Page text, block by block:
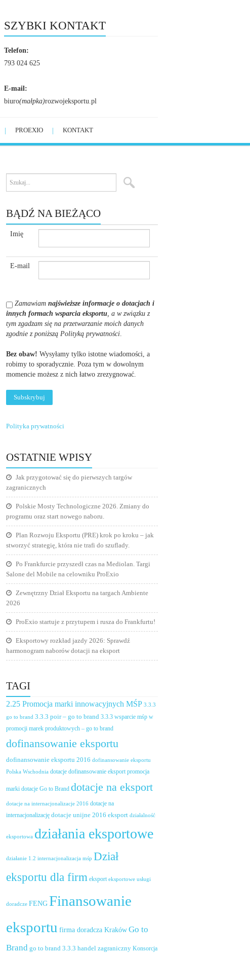
SZYBKI KONTAKT
Telefon:
793 024 625
E-mail:
biuro(małpka)rozwojeksportu.pl
PROEXIO KONTAKT
BĄDŹ NA BIEŻĄCO
Imię
E-mail
Zamawiam najświeższe informacje o dotacjach i
innych formach wsparcia eksportu, a w związku z
tym zgadzam się na przetwarzanie moich danych
zgodnie z poniższą Polityką prywatności.
Bez obaw! Wysyłamy tylko istotne wiadomości, a
robimy to sporadycznie. Poza tym w dowolnym
momencie możesz z nich łatwo zrezygnować.
Polityka prywatności
OSTATNIE WPISY
Jak przygotować się do pierwszych targów
zagranicznych
Polskie Mosty Technologiczne 2026. Zmiany do
programu oraz start nowego naboru.
Plan Rozwoju Eksportu (PRE) krok po kroku – jak
stworzyć strategię, która nie trafi do szuflady.
Po Frankfurcie przyszedł czas na Mediolan. Targi
Salone del Mobile na celowniku ProExio
Zewnętrzny Dział Eksportu na targach Ambiente
2026
ProExio startuje z przytupem i rusza do Frankfurtu!
Eksportowy rozkład jazdy 2026: Sprawdź
harmonogram naborów dotacji na eksport
TAGI
2.25 Promocja marki innowacyjnych MŚP 3.3.3
go to brand 3.3.3 poir – go to brand 3.3.3 wsparcie mśp w
promocji marek produktowych – go to brand
dofinansowanie eksportu
dofinansowanie eksportu 2016 dofinansowanie eksportu
Polska Wschodnia dotacje dofinansowanie eksport promocja
marki dotacje Go to Brand dotacje na eksport
dotacje na internacjonalizacje 2016 dotacje na
internacjonalizację dotacje unijne 2016 eksport działalność
eksportowa działania eksportowe
działanie 1.2 internacjonalizacja mśp Dział
eksportu dla firm eksport eksportowe usługi
doradcze FENG Finansowanie
eksportu firma doradcza KrakówGo to
Brand go to brand 3.3.3 handel zagraniczny Konsorcja